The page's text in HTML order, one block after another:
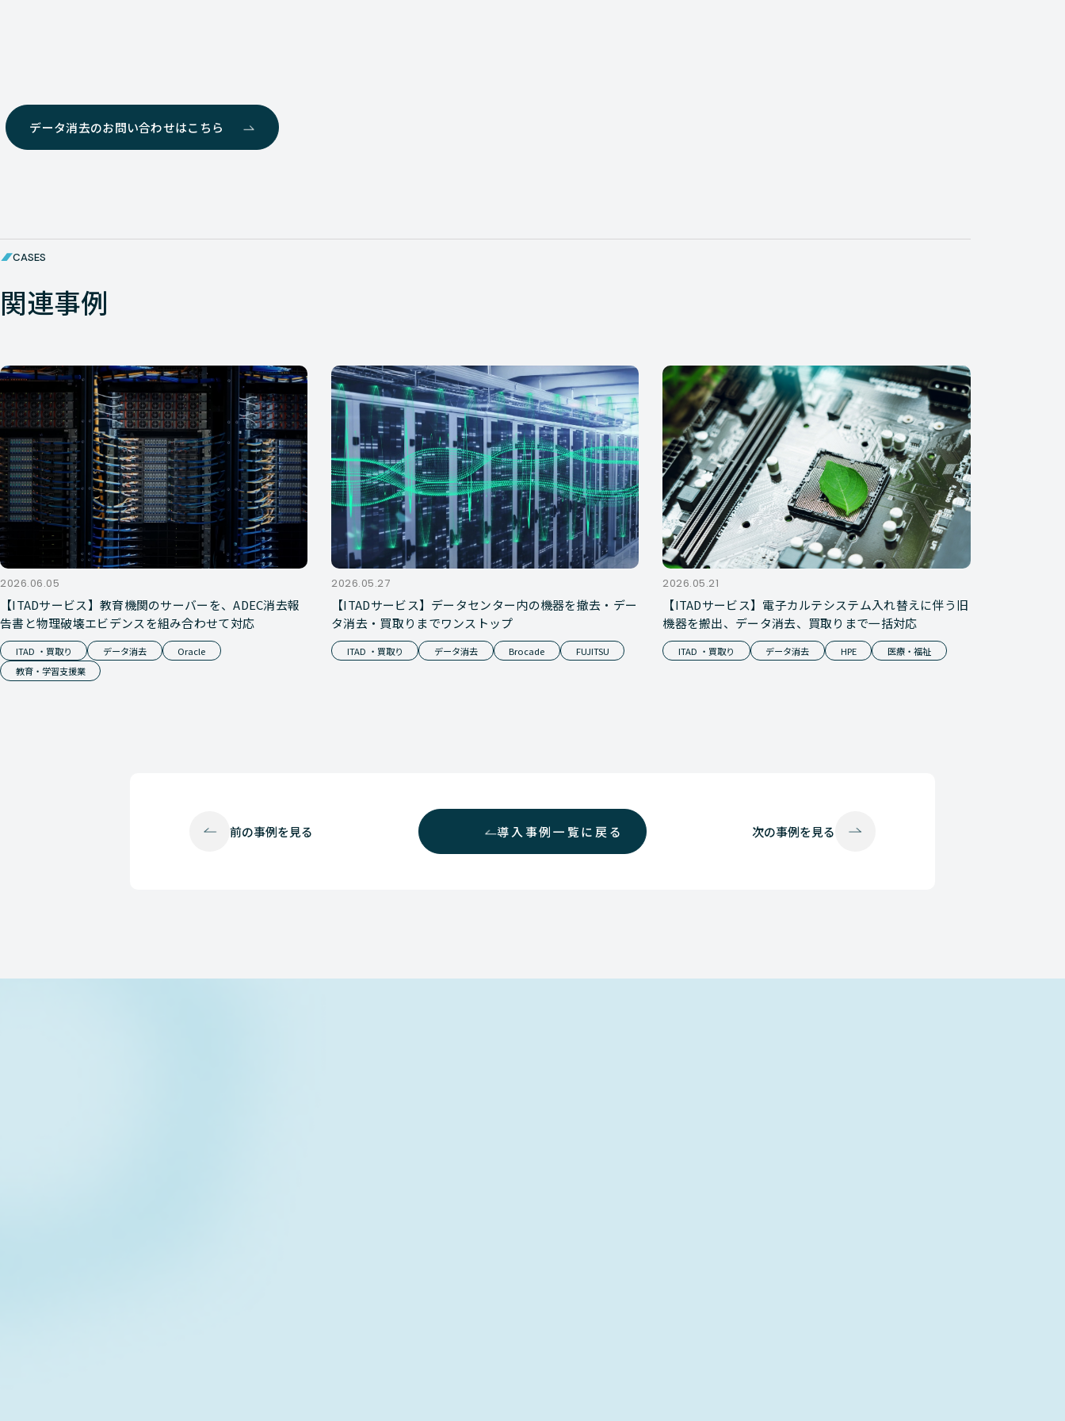
データ消去のお問い合わせはこちら
CASES
関連事例
2026.06.05
【ITADサービス】教育機関のサーバーを、ADEC消去報
告書と物理破壊エビデンスを組み合わせて対応
ITAD ・買取り データ消去
Oracle
教育・学習支援業
2026.05.27
【ITADサービス】データセンター内の機器を撤去・デー
タ消去・買取りまでワンストップ
ITAD ・買取り データ消去 Brocade FUJITSU
2026.05.21
【ITADサービス】電子カルテシステム入れ替えに伴う旧
機器を搬出、データ消去、買取りまで一括対応
ITAD ・買取り データ消去 HPE 医療・福祉
前の事例を見る 導入事例一覧に戻る 次の事例を見る